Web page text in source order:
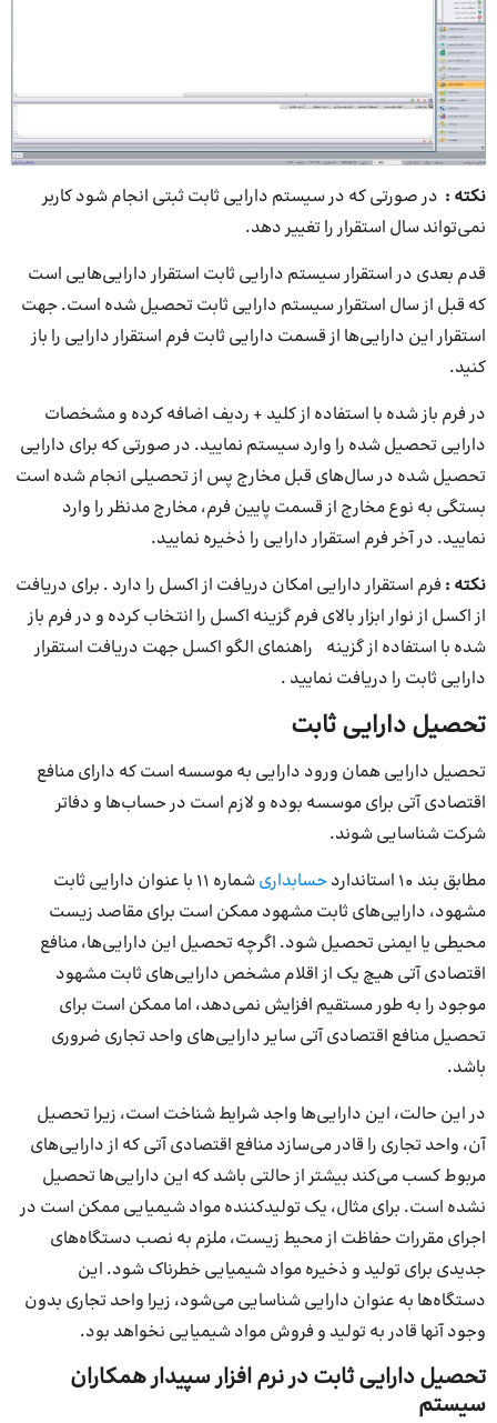
نکته : در صورتی که در سیستم دارایی ثابت ثبتی انجام شود کاربر
نمی‌تواند سال استقرار را تغییر دهد.
قدم بعدی در استقرار سیستم دارایی ثابت استقرار دارایی‌هایی است
که قبل از سال استقرار سیستم دارایی ثابت تحصیل شده است. جهت
استقرار این دارایی‌ها از قسمت دارایی ثابت فرم استقرار دارایی را باز
کنید.
در فرم باز شده با استفاده از کلید + ردیف اضافه کرده و مشخصات
دارایی تحصیل شده را وارد سیستم نمایید. در صورتی که برای دارایی
تحصیل شده در سال‌های قبل مخارج پس از تحصیلی انجام شده است
بستگی به نوع مخارج از قسمت پایین فرم، مخارج مدنظر را وارد
نمایید. در آخر فرم استقرار دارایی را ذخیره نمایید.
نکته : فرم استقرار دارایی امکان دریافت از اکسل را دارد . برای دریافت
از اکسل از نوار ابزار بالای فرم گزینه اکسل را انتخاب کرده و در فرم باز
شده با استفاده از گزینه راهنمای الگو اکسل جهت دریافت استقرار
دارایی ثابت را دریافت نمایید .
تحصیل دارایی ثابت
تحصیل دارایی همان ورود دارایی به موسسه است که دارای منافع
اقتصادی آتی برای موسسه بوده و لازم است در حساب‌ها و دفاتر
شرکت شناسایی شوند.
مطابق بند ۱۰ استاندارد
حسابداری
شماره ۱۱ با عنوان دارایی ثابت
مشهود، دارایی‌‌های ثابت مشهود ممکن است برای مقاصد زیست‌
محیطی یا ایمنی تحصیل شود. اگرچه تحصیل این دارایی‌‌ها، منافع
اقتصادی آتی هیچ یک از اقلام مشخص دارایی‌‌های ثابت مشهود
موجود را به طور مستقیم افزایش نمی‌دهد، اما ممکن است برای
تحصیل منافع اقتصادی آتی سایر دارایی‌‌های واحد تجاری ضروری
باشد.
در این حالت، این دارایی‌‌ها واجد شرایط شناخت است، زیرا تحصیل
آن، واحد تجاری را قادر می‌سازد منافع اقتصادی آتی که از دارایی‌‌های
مربوط کسب می‌کند بیشتر از حالتی باشد که این دارایی‌‌ها تحصیل
نشده است. برای مثال، یک تولیدکننده مواد شیمیایی ممکن است در
اجرای مقررات حفاظت از محیط‌ زیست، ملزم به نصب دستگاه‌های
جدیدی برای تولید و ذخیره مواد شیمیایی خطرناک شود. این
دستگاه‌ها به عنوان دارایی شناسایی می‌شود، زیرا واحد تجاری بدون
وجود آنها قادر به تولید و فروش مواد شیمیایی نخواهد بود.
تحصیل دارایی ثابت در نرم افزار سپیدار همکاران
سیستم